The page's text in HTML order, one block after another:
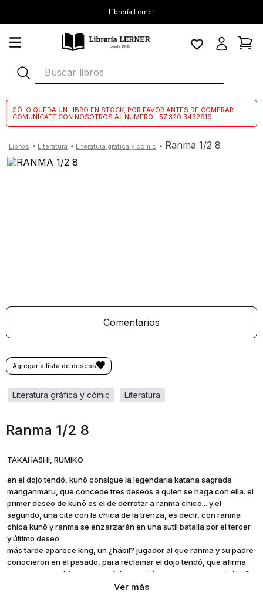
Librería Lerner
Buscar libros
SÓLO QUEDA UN LIBRO EN STOCK, POR FAVOR ANTES DE COMPRAR
COMUNÍCATE CON NOSOTROS AL NÚMERO +57 320 3432919
literatura literatura gráfica y cómic ranma 1/2 8
Comentarios
literatura
literatura gráfica y cómic
Ranma 1/2 8
TAKAHASHI, RUMIKO
en el dojo tendô, kunô consigue la legendaria katana sagrada
manganmaru, que concede tres deseos a quien se haga con ella. el
primer deseo de kunô es el de derrotar a ranma chico... y el
segundo, una cita con la chica de la trenza, es decir, con ranma
chica kunô y ranma se enzarzarán en una sutil batalla por el tercer
y último deseo
más tarde aparece king, un ¿hábil? jugador al que ranma y su padre
conocieron en el pasado, para reclamar el dojo tendô, que afirma
que ranma perdió en una partida. ¿podrá ranma recuperar el dojo?
siguen las aventuras, y la pareja que gane la competición atlética de